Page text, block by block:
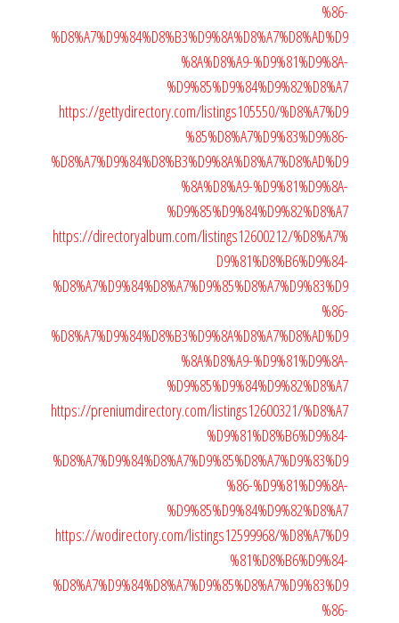
%86-
%D8%A7%D9%84%D8%B3%D9%8A%D8%A7%D8%AD%D9
%8A%D8%A9-%D9%81%D9%8A-
%D9%85%D9%84%D9%82%D8%A7
https://gettydirectory.com/listings105550/%D8%A7%D9
%85%D8%A7%D9%83%D9%86-
%D8%A7%D9%84%D8%B3%D9%8A%D8%A7%D8%AD%D9
%8A%D8%A9-%D9%81%D9%8A-
%D9%85%D9%84%D9%82%D8%A7
https://directoryalbum.com/listings12600212/%D8%A7%
D9%81%D8%B6%D9%84-
%D8%A7%D9%84%D8%A7%D9%85%D8%A7%D9%83%D9
%86-
%D8%A7%D9%84%D8%B3%D9%8A%D8%A7%D8%AD%D9
%8A%D8%A9-%D9%81%D9%8A-
%D9%85%D9%84%D9%82%D8%A7
https://preniumdirectory.com/listings12600321/%D8%A7
%D9%81%D8%B6%D9%84-
%D8%A7%D9%84%D8%A7%D9%85%D8%A7%D9%83%D9
%86-%D9%81%D9%8A-
%D9%85%D9%84%D9%82%D8%A7
https://wodirectory.com/listings12599968/%D8%A7%D9
%81%D8%B6%D9%84-
%D8%A7%D9%84%D8%A7%D9%85%D8%A7%D9%83%D9
%86-